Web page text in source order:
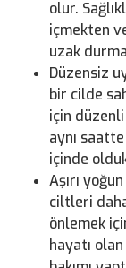
olur.
içmekten
uzak
Düzensiz
bir cilde
için
aynı
içinde
Aşırı
ciltleri
önlemek
hayatı